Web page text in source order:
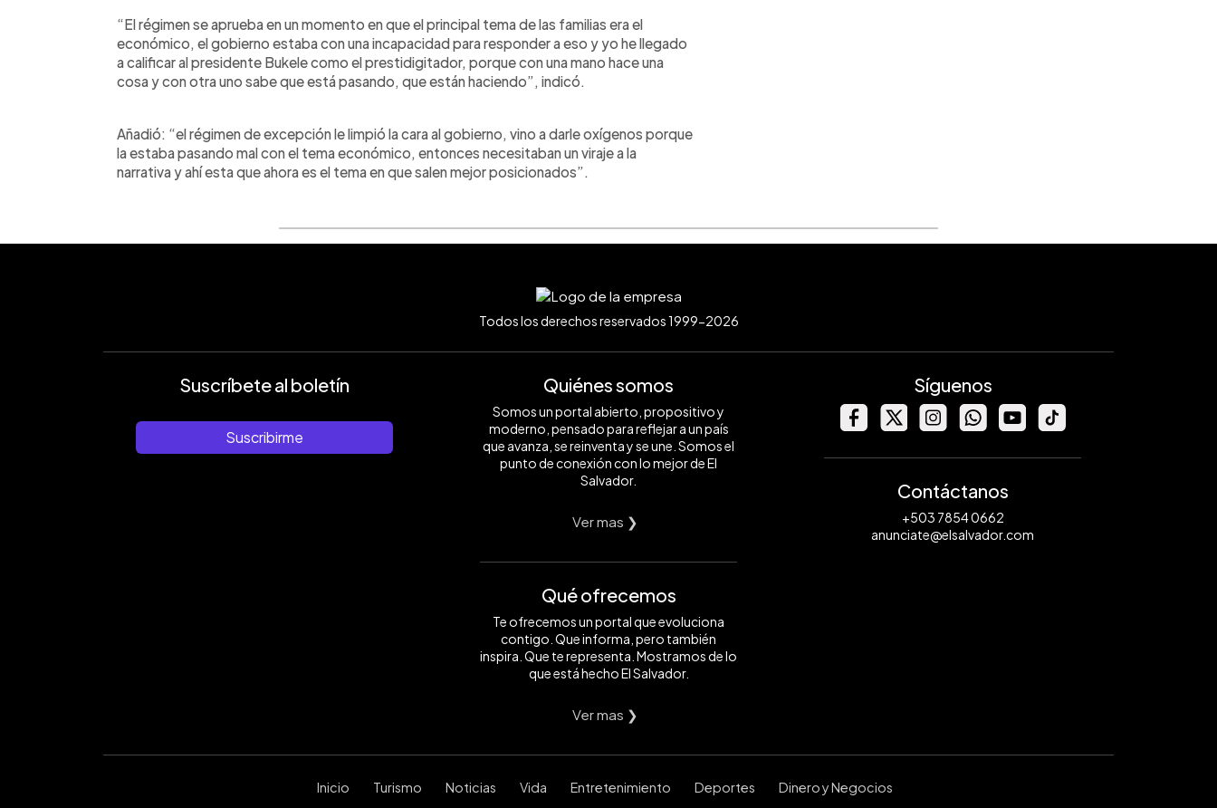
“El régimen se aprueba en un momento en que el principal tema de las familias era el
económico, el gobierno estaba con una incapacidad para responder a eso y yo he llegado
a calificar al presidente Bukele como el prestidigitador, porque con una mano hace una
cosa y con otra uno sabe que está pasando, que están haciendo”, indicó.
Añadió: “el régimen de excepción le limpió la cara al gobierno, vino a darle oxígenos porque
la estaba pasando mal con el tema económico, entonces necesitaban un viraje a la
narrativa y ahí esta que ahora es el tema en que salen mejor posicionados”.
Todos los derechos reservados 1999-2026
Suscríbete al boletín
Suscribirme
Quiénes somos
Somos un portal abierto, propositivo y
moderno, pensado para reflejar a un país
que avanza, se reinventa y se une. Somos el
punto de conexión con lo mejor de El
Salvador.
Ver mas ❯
Qué ofrecemos
Te ofrecemos un portal que evoluciona
contigo. Que informa, pero también
inspira. Que te representa. Mostramos de lo
que está hecho El Salvador.
Ver mas ❯
Síguenos
Contáctanos
+503 7854 0662
anunciate@elsalvador.com
Inicio Turismo Noticias Vida Entretenimiento Deportes Dinero y Negocios